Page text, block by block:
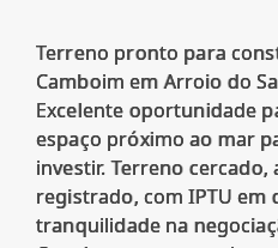
Terreno pronto para
Camboim em Arroio do
Excelente oportunidade
espaço próximo ao mar
investir. Terreno
registrado, com IPTU em
tranquilidade na